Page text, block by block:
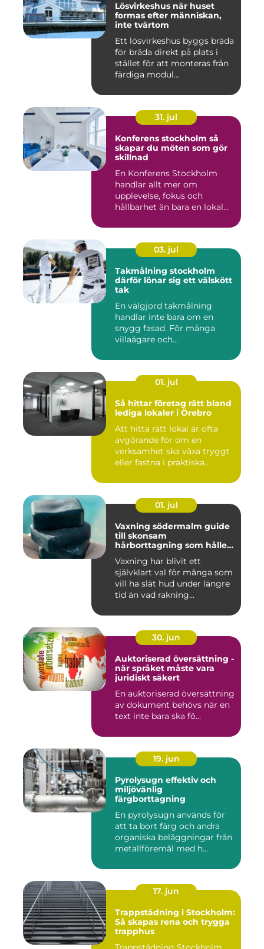
Lösvirkeshus när huset
formas efter människan,
inte tvärtom
Ett lösvirkeshus byggs bräda
för bräda direkt på plats i
stället för att monteras från
färdiga modul...
31. jul
Konferens stockholm så
skapar du möten som gör
skillnad
En Konferens Stockholm
handlar allt mer om
upplevelse, fokus och
hållbarhet än bara en lokal
03. jul
Takmålning stockholm
därför lönar sig ett välskött
tak
En välgjord takmålning
handlar inte bara om en
snygg fasad. För många
villaägare och
01. jul
Så hittar företag rätt bland
lediga lokaler i Örebro
Att hitta rätt lokal är ofta
avgörande för om en
verksamhet ska växa tryggt
eller fastna i praktiska...
01. jul
Vaxning södermalm guide
till skonsam
hårborttagning som håller
Vaxning har blivit ett
självklart val för många som
vill ha slät hud under längre
tid än vad rakning...
30. jun
Auktoriserad översättning -
när språket måste vara
juridiskt säkert
En auktoriserad översättning
av dokument behövs när en
text inte bara ska fö...
19. jun
Pyrolysugn effektiv och
miljövänlig
färgborttagning
En pyrolysugn används för
att ta bort färg och andra
organiska beläggningar från
metallföremål med h...
17. jun
Trappstädning i Stockholm:
Så skapas rena och trygga
trapphus